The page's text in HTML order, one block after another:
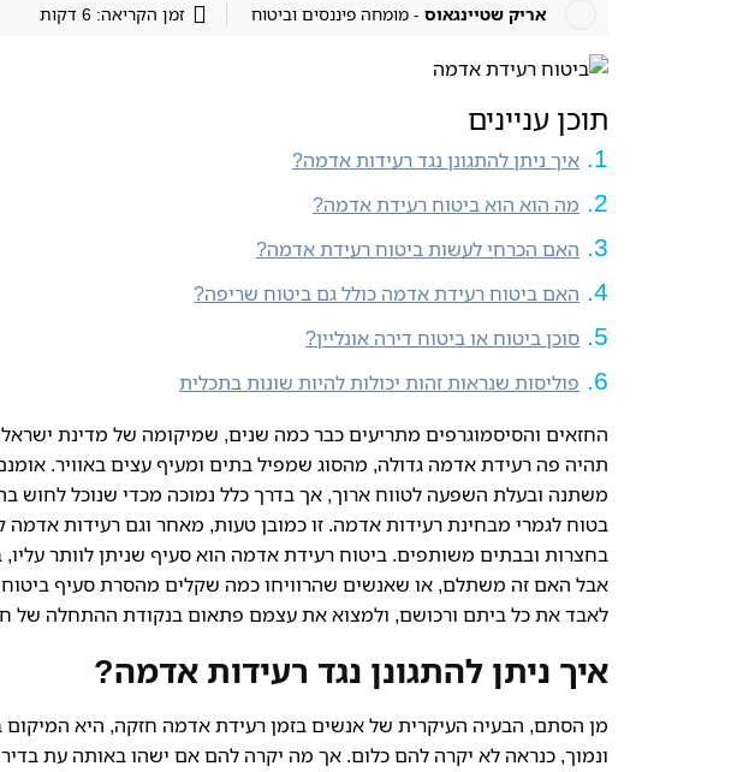
אריק שטיינגאוס - מומחה פיננסים וביטוח זמן הקריאה: 6 דקות
תוכן עניינים
איך ניתן להתגונן נגד רעידות אדמה?
מה הוא הוא ביטוח רעידת אדמה?
האם הכרחי לעשות ביטוח רעידת אדמה?
האם ביטוח רעידת אדמה כולל גם ביטוח שריפה?
סוכן ביטוח או ביטוח דירה אונליין?
פוליסות שנראות זהות יכולות להיות שונות בתכלית
החזאים והסיסמוגרפים מתריעים כבר כמה שנים, שמיקומה של מדינת
תהיה פה רעידת אדמה גדולה, מהסוג שמפיל בתים ומעיף עצים באוויר.
משתנה ובעלת השפעה לטווח ארוך, אך בדרך כלל נמוכה מכדי שנוכל לחוש
בטוח לגמרי מבחינת רעידות אדמה. זו כמובן טעות, מאחר וגם רעידות אדמה
בחצרות ובבתים משותפים. ביטוח רעידת אדמה הוא סעיף שניתן לוותר
אבל האם זה משתלם, או שאנשים שהרוויחו כמה שקלים מהסרת סעיף
לאבד את כל ביתם ורכושם, ולמצוא את עצמם פתאום בנקודת ההתחלה של
איך ניתן להתגונן נגד רעידות אדמה?
מן הסתם, הבעיה העיקרית של אנשים בזמן רעידת אדמה חזקה, היא
ונמוך, כנראה לא יקרה להם כלום. אך מה יקרה להם אם ישהו באותה עת